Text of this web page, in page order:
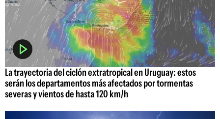
La trayectoria del ciclón extratropical en Uruguay: estos
serán los departamentos más afectados por tormentas
severas y vientos de hasta 120 km/h